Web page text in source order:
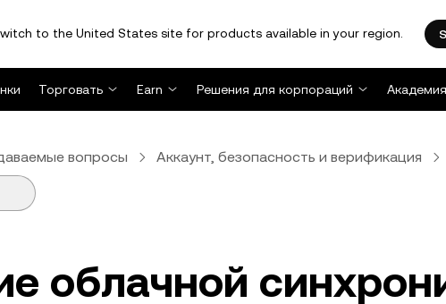
to the United States site for products available in your region.
Торговать Earn Решения для корпораций Академия
вопросы Аккаунт, безопасность и верификация
облачной